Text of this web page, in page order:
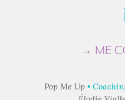
→ ME
Pop Me Up •